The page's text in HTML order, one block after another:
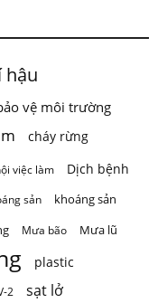
cảm giác rằng mọi
hậu
vệ môi trường
cháy rừng
việc làm Dịch bệnh
sản khoáng sản
Mưa bão Mưa lũ
plastic
2 sạt lở